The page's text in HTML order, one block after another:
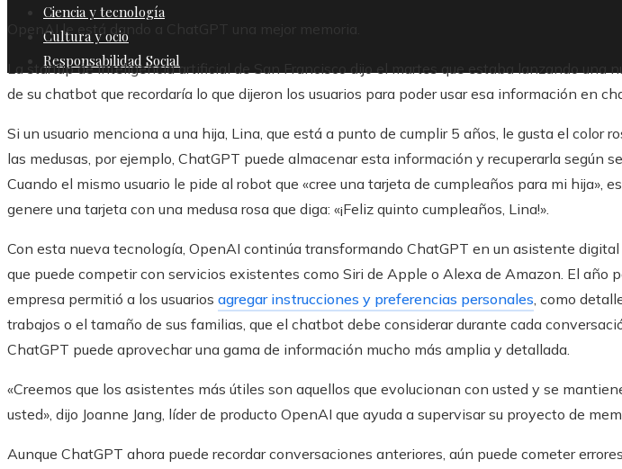
Ciencia y tecnología
Cultura y ocio
Responsabilidad Social
OpenAI le está dando a ChatGPT una mejor memoria.
La startup de inteligencia artificial de San Francisco dijo el martes que estaba lanzando una
de su chatbot que recordaría lo que dijeron los usuarios para poder usar esa información en
Si un usuario menciona a una hija, Lina, que está a punto de cumplir 5 años, le gusta el color
las medusas, por ejemplo, ChatGPT puede almacenar esta información y recuperarla según
Cuando el mismo usuario le pide al robot que «cree una tarjeta de cumpleaños para mi hija»,
genere una tarjeta con una medusa rosa que diga: «¡Feliz quinto cumpleaños, Lina!».
Con esta nueva tecnología, OpenAI continúa transformando ChatGPT en un asistente
que puede competir con servicios existentes como Siri de Apple o Alexa de Amazon. El año
empresa permitió a los usuarios agregar instrucciones y preferencias personales, como
trabajos o el tamaño de sus familias, que el chatbot debe considerar durante cada
ChatGPT puede aprovechar una gama de información mucho más amplia y detallada.
«Creemos que los asistentes más útiles son aquellos que evolucionan con usted y se
usted», dijo Joanne Jang, líder de producto OpenAI que ayuda a supervisar su proyecto de
Aunque ChatGPT ahora puede recordar conversaciones anteriores, aún puede cometer